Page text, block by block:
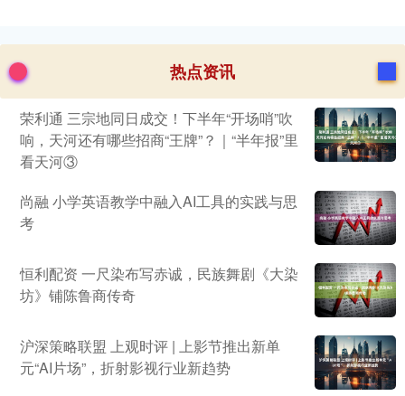
热点资讯
荣利通 三宗地同日成交！下半年“开场哨”吹
响，天河还有哪些招商“王牌”？｜“半年报”里
看天河③
尚融 小学英语教学中融入AI工具的实践与思
考
恒利配资 一尺染布写赤诚，民族舞剧《大染
坊》铺陈鲁商传奇
沪深策略联盟 上观时评 | 上影节推出新单
元“AI片场”，折射影视行业新趋势